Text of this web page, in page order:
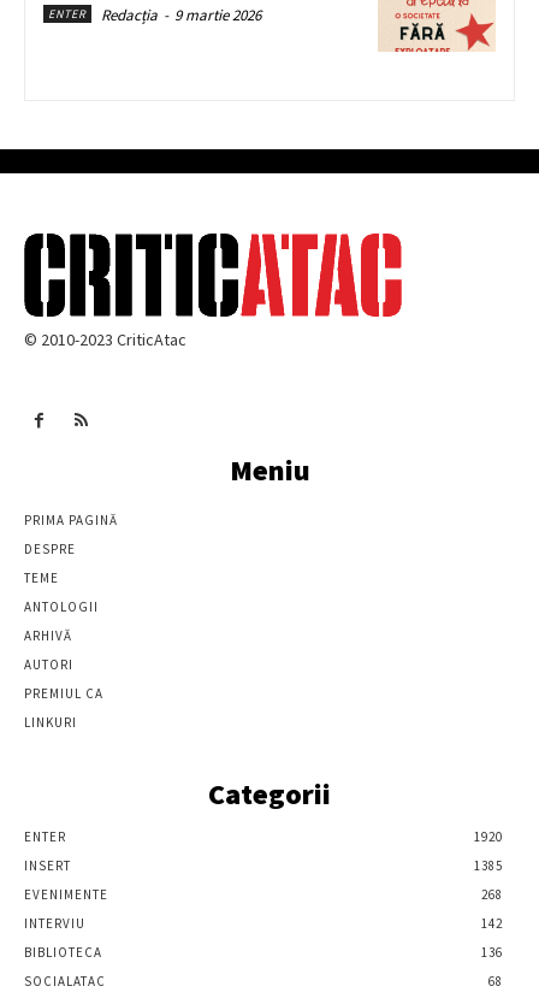
ENTER Redacția - 9 martie 2026
© 2010-2023 CriticAtac
Meniu
PRIMA PAGINĂ
DESPRE
TEME
ANTOLOGII
ARHIVĂ
AUTORI
PREMIUL CA
LINKURI
Categorii
ENTER
1920
INSERT
1385
EVENIMENTE
268
INTERVIU
142
BIBLIOTECA
136
SOCIALATAC
68